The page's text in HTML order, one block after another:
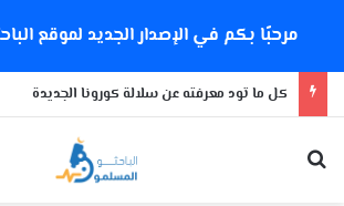
مرحبًا بكم في الإصدار الجديد لموقع
كل ما تود معرفته عن سلالة كورونا الجديدة